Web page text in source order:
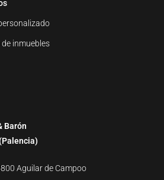
inmuebles
Barón
Aguilar de Campoo